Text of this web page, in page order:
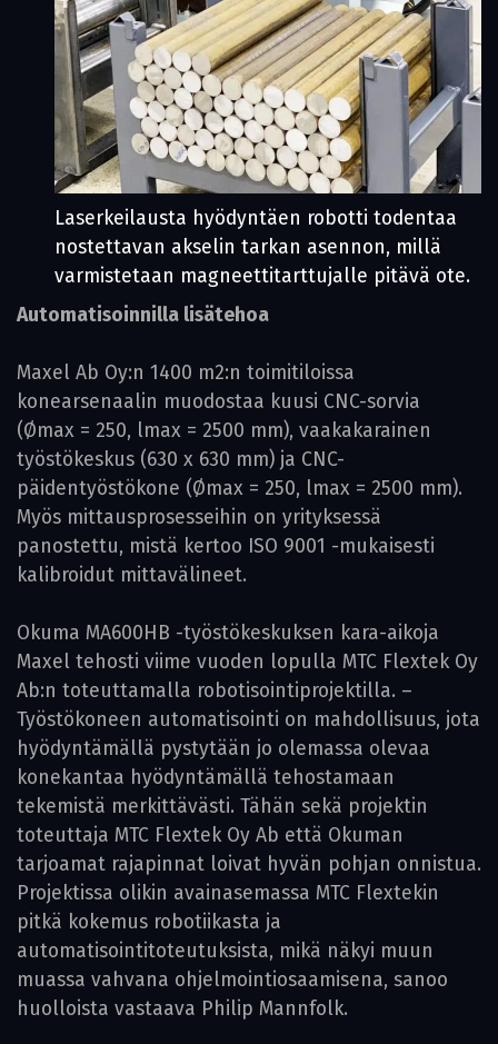
Laserkeilausta hyödyntäen robotti todentaa
nostettavan akselin tarkan asennon, millä
varmistetaan magneettitarttujalle pitävä ote.
Automatisoinnilla lisätehoa
Maxel Ab Oy:n 1400 m2:n toimitiloissa
konearsenaalin muodostaa kuusi CNC-sorvia
(Ømax = 250, lmax = 2500 mm), vaakakarainen
työstökeskus (630 x 630 mm) ja CNC-
päidentyöstökone (Ømax = 250, lmax = 2500 mm).
Myös mittausprosesseihin on yrityksessä
panostettu, mistä kertoo ISO 9001 -mukaisesti
kalibroidut mittavälineet.
Okuma MA600HB -työstökeskuksen kara-aikoja
Maxel tehosti viime vuoden lopulla MTC Flextek Oy
Ab:n toteuttamalla robotisointiprojektilla. –
Työstökoneen automatisointi on mahdollisuus, jota
hyödyntämällä pystytään jo olemassa olevaa
konekantaa hyödyntämällä tehostamaan
tekemistä merkittävästi. Tähän sekä projektin
toteuttaja MTC Flextek Oy Ab että Okuman
tarjoamat rajapinnat loivat hyvän pohjan onnistua.
Projektissa olikin avainasemassa MTC Flextekin
pitkä kokemus robotiikasta ja
automatisointitoteutuksista, mikä näkyi muun
muassa vahvana ohjelmointiosaamisena, sanoo
huolloista vastaava Philip Mannfolk.